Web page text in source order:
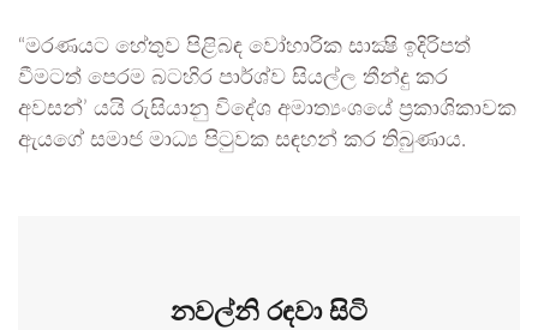
“මරණයට හේතුව පිළිබඳ වෝහාරික සාක්‍ෂි ඉදිරිපත්
වීමටත් පෙරම බටහිර පාර්ශ්ව සියල්ල තීන්දු කර
අවසන්’ යයි රුසියානු විදේශ අමාත්‍යංශයේ ප්‍රකාශිකාවක
ඇයගේ සමාජ මාධ්‍ය පිටුවක සඳහන් කර තිබුණාය.
නවල්නි රඳවා සිටි